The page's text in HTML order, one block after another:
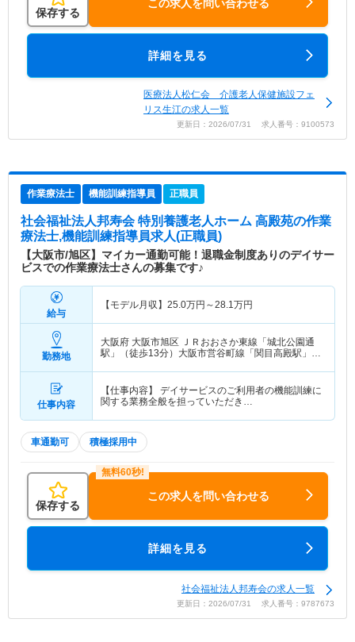
保存する
この求人を問い合わせる
詳細を見る
医療法人松仁会 介護老人保健施設フェ
リス生江の求人一覧
更新日：2026/07/31 求人番号：9100573
作業療法士 機能訓練指導員 正職員
社会福祉法人邦寿会 特別養護老人ホーム 高殿苑の作業
療法士,機能訓練指導員求人(正職員)
【大阪市/旭区】マイカー通勤可能！退職金制度ありのデイサー
ビスでの作業療法士さんの募集です♪
給与
【モデル月収】 25.0万円～28.1万円
勤務地
大阪府 大阪市旭区 ＪＲおおさか東線「城北公園通
駅」（徒歩13分）大阪市営谷町線「関目高殿駅」
仕事内容
【仕事内容】 デイサービスのご利用者の機能訓練に
関する業務全般を担っていただき…
車通勤可 積極採用中
保存する
この求人を問い合わせる
詳細を見る
社会福祉法人邦寿会の求人一覧
更新日：2026/07/31 求人番号：9787673